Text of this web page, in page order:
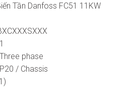
Tần Danfoss FC51 11KW
phase
/ Chassis